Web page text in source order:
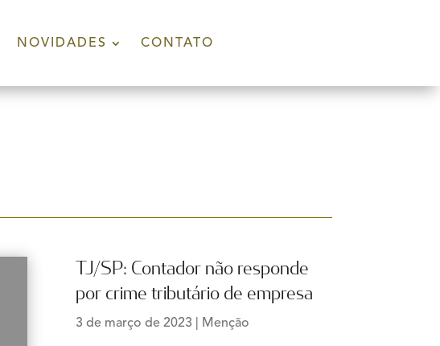
NOVIDADES CONTATO
TJ/SP: Contador não responde
por crime tributário de empresa
3 de março de 2023 Menção